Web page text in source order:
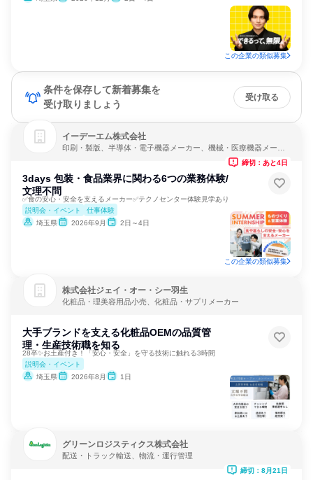
この企業の類似募集
条件を保存して新着募集を
受け取りましょう
受け取る
イーデーエム株式会社
印刷・製版、半導体・電子機器メーカー、機械・医療機器メーカ
3days 包装・食品業界に関わる6つの業務体験/
文理不問
✅食の安心・安全を支えるメーカー✅テクノセンター体験見学あり
説明会・イベント
仕事体験
埼玉県
2026年9月 2日～4日
締切：あと4日
この企業の類似募集
株式会社ジェイ・オー・シー羽生
化粧品・理美容用品小売、化粧品・サプリメーカー
大手ブランドを支える化粧品OEMの品質管
理・生産技術職を知る
28卒✨お土産付き！「安心・安全」を守る技術に触れる3時間
説明会・イベント
埼玉県
2026年8月 1日
グリーンロジスティクス株式会社
配送・トラック輸送、物流・運行管理
締切：8月21日